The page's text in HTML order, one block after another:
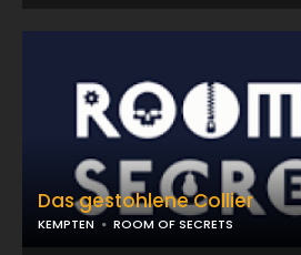
Das gestohlene Collier
KEMPTEN ROOM OF SECRETS